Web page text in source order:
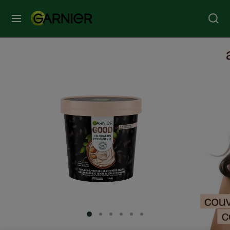
MENU
CHEVEUX
COLORATION
SLIDE 1
SLIDE 2
SLIDE 3
SLIDE 4
SLIDE 5
SLIDE 6